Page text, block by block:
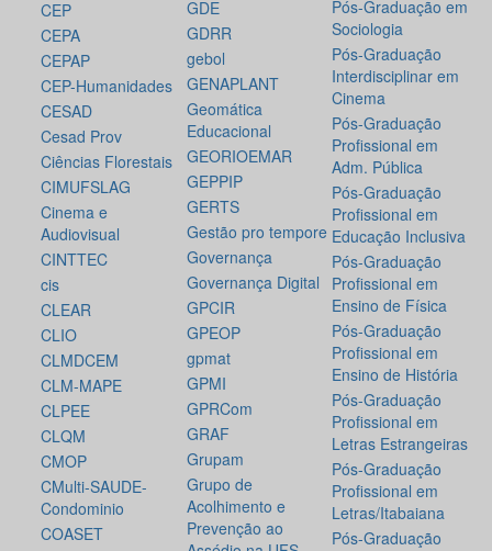
CEP
CEPA
CEPAP
CEP-Humanidades
CESAD
Cesad Prov
Ciências Florestais
CIMUFSLAG
Cinema e
Audiovisual
CINTTEC
cis
CLEAR
CLIO
CLMDCEM
CLM-MAPE
CLPEE
CLQM
CMOP
CMulti-SAUDE-
Condominio
COASET
GDE
GDRR
gebol
GENAPLANT
Geomática
Educacional
GEORIOEMAR
GEPPIP
GERTS
Gestão pro tempore
Governança
Governança Digital
GPCIR
GPEOP
gpmat
GPMI
GPRCom
GRAF
Grupam
Grupo de
Acolhimento e
Prevenção ao
Pós-Graduação em
Sociologia
Pós-Graduação
Interdisciplinar em
Cinema
Pós-Graduação
Profissional em
Adm. Pública
Pós-Graduação
Profissional em
Educação Inclusiva
Pós-Graduação
Profissional em
Ensino de Física
Pós-Graduação
Profissional em
Ensino de História
Pós-Graduação
Profissional em
Letras Estrangeiras
Pós-Graduação
Profissional em
Letras/Itabaiana
Pós-Graduação